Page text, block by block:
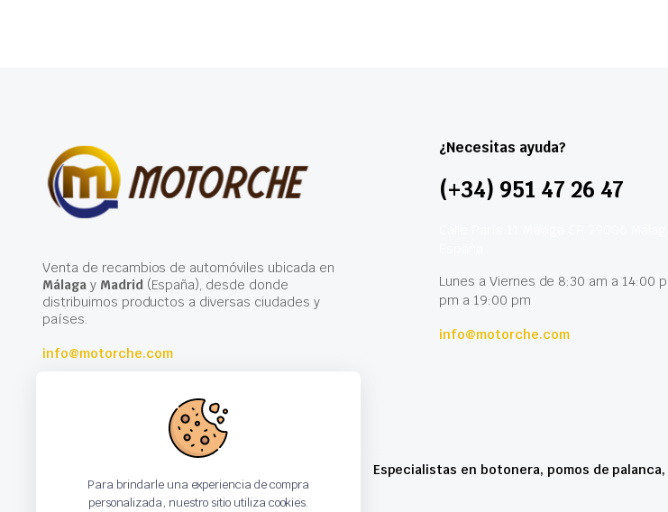
Venta de recambios de automóviles ubicada en
Málagay Madrid(España), desde donde
distribuimos productos a diversas ciudades y
países.
info@motorche.com
¿Necesitas ayuda?
(+34) 951 47 26 47
Lunes a Viernes de 8:30 am a 14:00
pm a 19:00 pm
info@motorche.com
Especialistas en botonera, pomos de
Para brindarle una experiencia de compra
personalizada, nuestro sitio utiliza cookies.